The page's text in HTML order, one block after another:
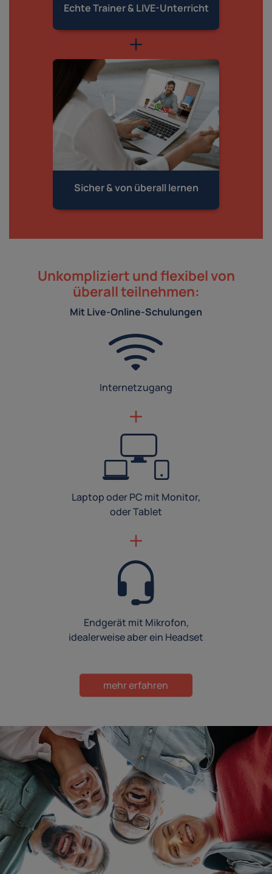
Echte Trainer & LIVE-Unterricht
Sicher & von überall lernen
Unkompliziert und flexibel von
überall teilnehmen:
Mit Live-Online-Schulungen
Internetzugang
Laptop oder PC mit Monitor,
oder Tablet
Endgerät mit Mikrofon,
idealerweise aber ein Headset
mehr erfahren